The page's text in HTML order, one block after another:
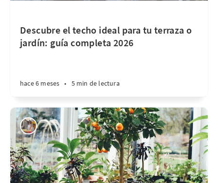
Descubre el techo ideal para tu terraza o
jardín: guía completa 2026
hace 6 meses • 5 min de lectura